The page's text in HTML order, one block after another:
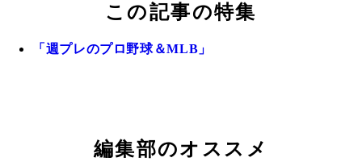
この記事の特集
「週プレのプロ野球＆MLB」
編集部のオススメ